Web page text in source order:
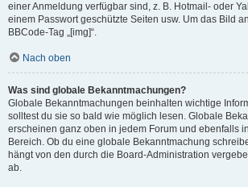
einer Anmeldung verfügbar sind, z. B. Hotmail- oder
einem Passwort geschützte Seiten usw. Um das Bild
BBCode-Tag „[img]“.
Nach oben
Was sind globale Bekanntmachungen?
Globale Bekanntmachungen beinhalten wichtige
solltest du sie so bald wie möglich lesen. Globale
erscheinen ganz oben in jedem Forum und ebenfalls
Bereich. Ob du eine globale Bekanntmachung
hängt von den durch die Board-Administration
ab.